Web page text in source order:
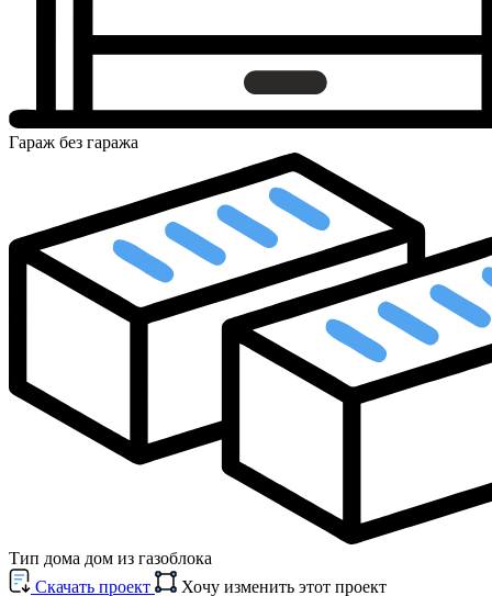
Гараж без гаража
Тип дома дом из газоблока
Cкачать проект
Хочу изменить этот проект